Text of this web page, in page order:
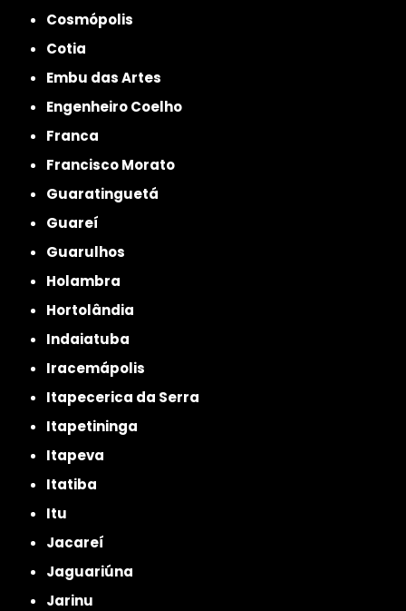
Cosmópolis
Cotia
Embu das Artes
Engenheiro Coelho
Franca
Francisco Morato
Guaratinguetá
Guareí
Guarulhos
Holambra
Hortolândia
Indaiatuba
Iracemápolis
Itapecerica da Serra
Itapetininga
Itapeva
Itatiba
Itu
Jacareí
Jaguariúna
Jarinu